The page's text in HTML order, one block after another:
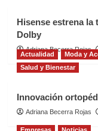
Hisense estrena la
Dolby
Adriana Becerra Rojas
Actualidad Moda y
Salud y Bienestar
Innovación
Adriana Becerra Rojas